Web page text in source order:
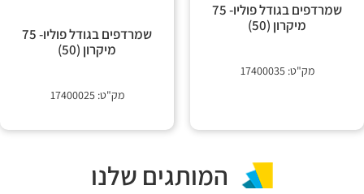
שמרדפים בגודל פוליו- 75
מיקרון (50)
מק"ט: 17400035
שמרדפים בגודל פוליו- 75
מיקרון (50)
מק"ט: 17400025
המותגים שלנו